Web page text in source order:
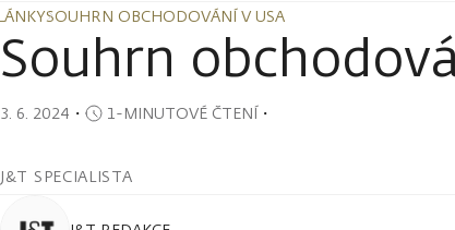
SOUHRN OBCHODOVÁNÍ V USA
Souhrn
3. 6. 2024 ・ 1-MINUTOVÉ ČTENÍ・
J&T SPECIALISTA